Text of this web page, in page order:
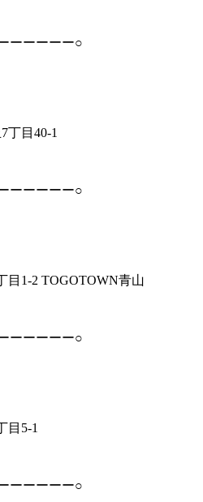
ーーーーー○
丁目40-1
ーーーーー○
目1-2 TOGOTOWN青山
ーーーーー○
目5-1
ーーーーー○